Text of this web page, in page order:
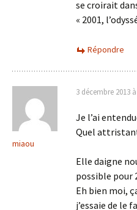
se croirait
« 2001,
Répondre
miaou
3 décembre 2013
Je l’ai
Quel
Elle daigne
possible pour
Eh bien moi,
j’essaie de le